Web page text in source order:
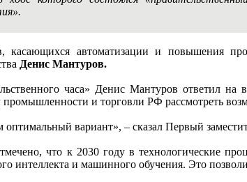
касающихся автоматизации и повышения
Денис Мантуров.
часа» Денис Мантуров ответил
и торговли РФ рассмотреть
вариант», – сказал Первый
что к 2030 году в технологические
интеллекта и машинного обучения. Это